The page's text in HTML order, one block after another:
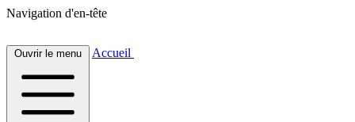
Navigation d'en-tête
Ouvrir le menu Accueil